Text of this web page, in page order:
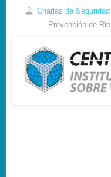
Charlas de Seguridad
Prevención de